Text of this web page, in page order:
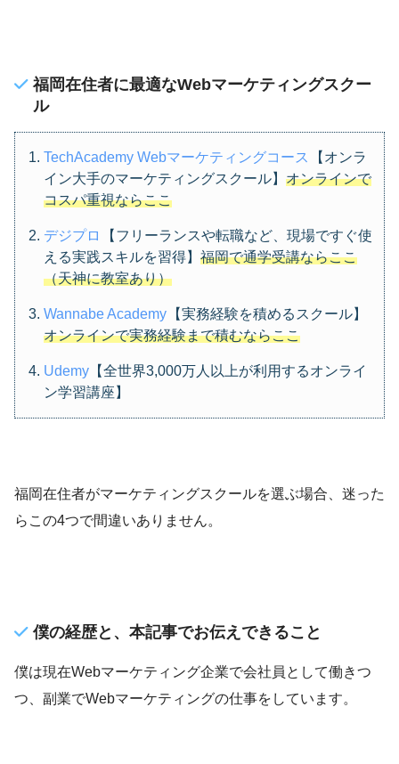
福岡在住者に最適なWebマーケティングスクー
ル
TechAcademy Webマーケティングコース
【オンラ
イン大手のマーケティングスクール】 オンラインで
コスパ重視ならここ
デジプロ
【フリーランスや転職など、現場ですぐ使
える実践スキルを習得】 福岡で通学受講ならここ
（天神に教室あり）
Wannabe Academy 【実務経験を積めるスクール】
オンラインで実務経験まで積むならここ
Udemy 【全世界3,000万人以上が利用するオンライ
ン学習講座】
福岡在住者がマーケティングスクールを選ぶ場合、迷った
らこの4つで間違いありません。
僕の経歴と、本記事でお伝えできること
僕は現在Webマーケティング企業で会社員として働きつ
つ、副業でWebマーケティングの仕事をしています。